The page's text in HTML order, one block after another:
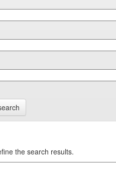
the search results.